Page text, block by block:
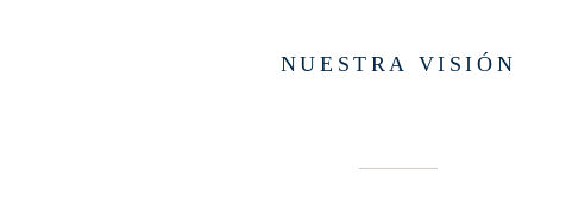
NUESTRA VISIÓN